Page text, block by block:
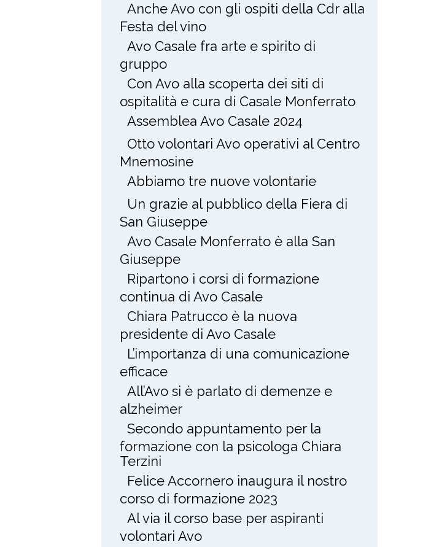
Anche Avo con gli ospiti della Cdr alla
Festa del vino
Avo Casale fra arte e spirito di
gruppo
Con Avo alla scoperta dei siti di
ospitalità e cura di Casale Monferrato
Assemblea Avo Casale 2024
Otto volontari Avo operativi al Centro
Mnemosine
Abbiamo tre nuove volontarie
Un grazie al pubblico della Fiera di
San Giuseppe
Avo Casale Monferrato è alla San
Giuseppe
Ripartono i corsi di formazione
continua di Avo Casale
Chiara Patrucco è la nuova
presidente di Avo Casale
L’importanza di una comunicazione
efficace
All’Avo si è parlato di demenze e
alzheimer
Secondo appuntamento per la
formazione con la psicologa Chiara
Terzini
Felice Accornero inaugura il nostro
corso di formazione 2023
Al via il corso base per aspiranti
volontari Avo